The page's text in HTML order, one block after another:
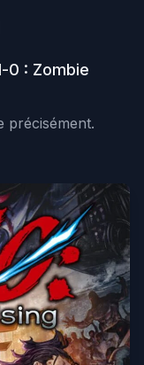
0 : Zombie
précisément.